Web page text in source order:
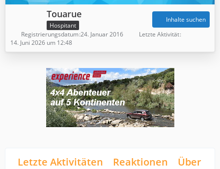
Touarue
Hospitant
Inhalte suchen
Registrierungsdatum 24. Januar 2016
Letzte Aktivität
14. Juni 2026 um 12:48
Letzte Aktivitäten Reaktionen Über